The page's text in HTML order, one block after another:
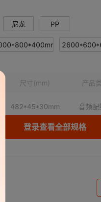
尼龙 PP
尺寸(mm) 产品
482*45*30mm 音频配
光纤
登录查看全部规格